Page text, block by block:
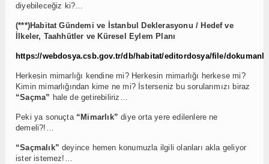
diyebileceğiz ki?…
(***)Habitat Gündemi ve İstanbul Deklerasyonu / Hedef ve
İlkeler, Taahhütler ve Küresel Eylem Planı
https://webdosya.csb.gov.tr/db/habitat/editordosya/file/
Herkesin mimarlığı kendine mi? Herkesin mimarlığı herkese mi?
Kimin mimarlığından kime ne mi? İsterseniz bu sorularımızı biraz
“Saçma” hale de getirebiliriz…
Peki ya sonuçta “Mimarlık” diye orta yere edilenlere ne
demeli?!…
“Saçmalık” deyince hemen konumuzla ilgili olanları akla geliyor
ister istemez!…